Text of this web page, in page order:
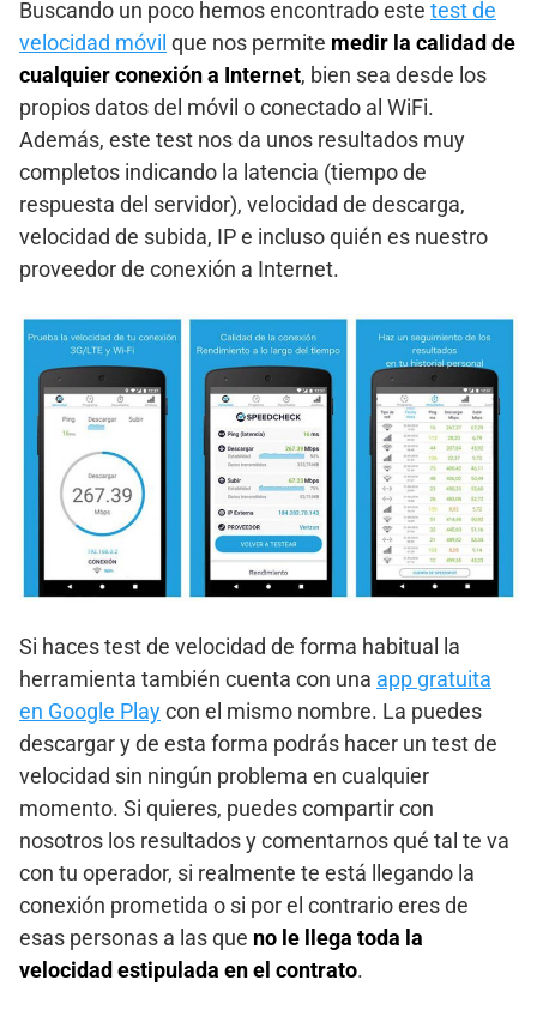
Buscando un poco hemos encontrado este test de
velocidad móvil que nos permite medir la calidad de
cualquier conexión a Internet, bien sea desde los
propios datos del móvil o conectado al WiFi.
Además, este test nos da unos resultados muy
completos indicando la latencia (tiempo de
respuesta del servidor), velocidad de descarga,
velocidad de subida, IP e incluso quién es nuestro
proveedor de conexión a Internet.
Si haces test de velocidad de forma habitual la
herramienta también cuenta con una app gratuita
en Google Playcon el mismo nombre. La puedes
descargar y de esta forma podrás hacer un test de
velocidad sin ningún problema en cualquier
momento. Si quieres, puedes compartir con
nosotros los resultados y comentarnos qué tal te va
con tu operador, si realmente te está llegando la
conexión prometida o si por el contrario eres de
esas personas a las que no le llega toda la
velocidad estipulada en el contrato.